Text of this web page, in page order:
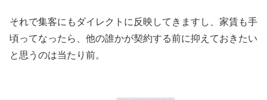
それで集客にもダイレクトに反映してきますし、家賃も手
頃ってなったら、他の誰かが契約する前に抑えておきたい
と思うのは当たり前。